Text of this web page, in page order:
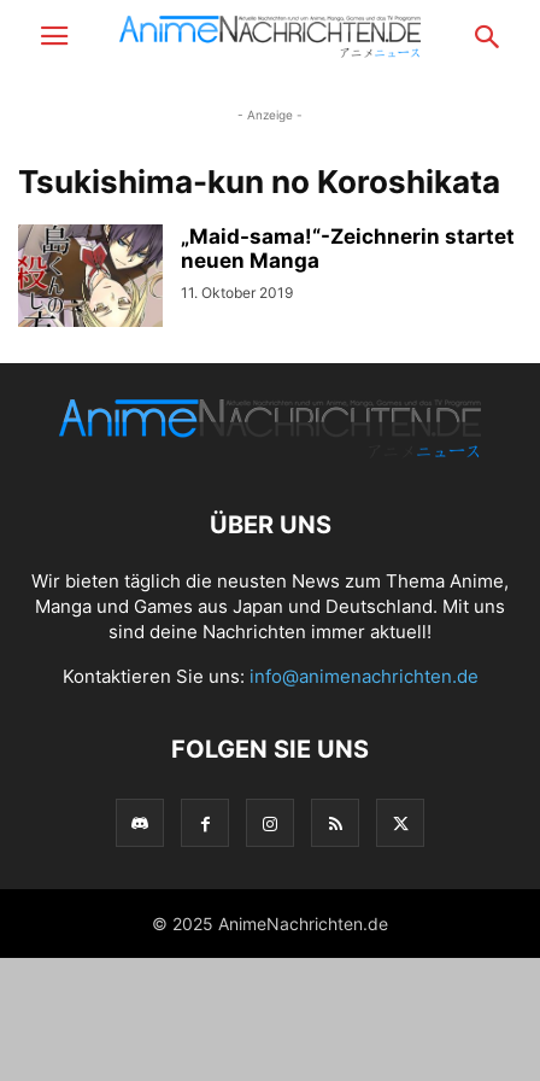
- Anzeige -
Tsukishima-kun no Koroshikata
„Maid-sama!“-Zeichnerin startet
neuen Manga
11. Oktober 2019
ÜBER UNS
Wir bieten täglich die neusten News zum Thema Anime,
Manga und Games aus Japan und Deutschland. Mit uns
sind deine Nachrichten immer aktuell!
Kontaktieren Sie uns: info@animenachrichten.de
FOLGEN SIE UNS
© 2025 AnimeNachrichten.de